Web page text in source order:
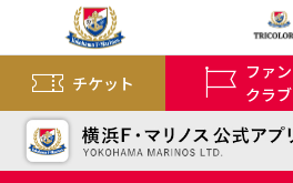
チケット
ファン
クラブ